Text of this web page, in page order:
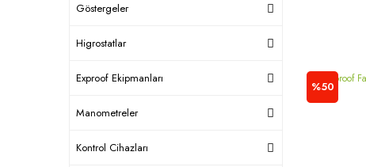
Göstergeler
Higrostatlar
Exproof Ekipmanları
Manometreler
Kontrol Cihazları
%50